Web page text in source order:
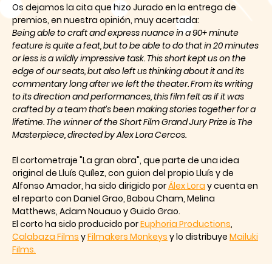
Os dejamos la cita que hizo Jurado en la entrega de
premios, en nuestra opinión, muy acertada:
Being able to craft and express nuance in a 90+ minute
feature is quite a feat, but to be able to do that in 20 minutes
or less is a wildly impressive task. This short kept us on the
edge of our seats, but also left us thinking about it and its
commentary long after we left the theater. From its writing
to its direction and performances, this film felt as if it was
crafted by a team that’s been making stories together for a
lifetime. The winner of the Short Film Grand Jury Prize is The
Masterpiece, directed by Alex Lora Cercos.
El cortometraje "La gran obra", que parte de una idea
original de Lluís Quílez, con guion del propio Lluís y de
Alfonso Amador, ha sido dirigido porÁlex Lora y cuenta en
el reparto con Daniel Grao, Babou Cham, Melina
Matthews, Adam Nouauo y Guido Grao.
El corto ha sido producido porEuphoria Productions,
Calabaza Films yFilmakers Monkeys y lo distribuye Mailuki
Films.